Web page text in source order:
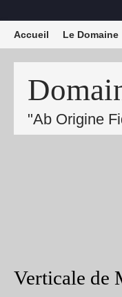
"Ab Origine
Accueil Le Domaine
Verticale de